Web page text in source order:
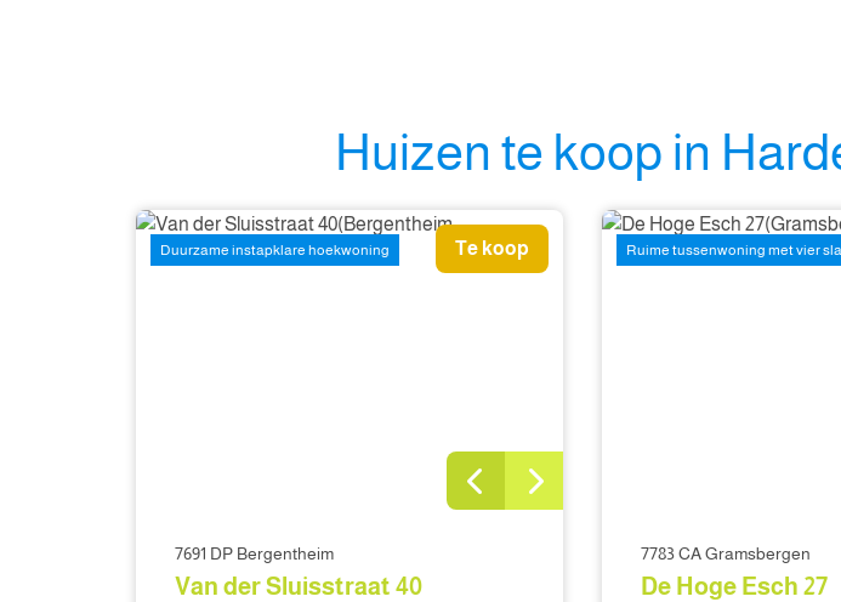
Huizen te koop in
Te koop
Duurzame instapklare hoekwoning
7691 DP Bergentheim
Van der Sluisstraat 40
Ruime tussenwoning met vier
7783 CA Gramsbergen
De Hoge Esch 27